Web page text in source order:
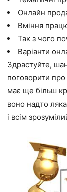
Онлайн
Вміння
Так з чого
Варіанти
Здрастуйте,
поговорити про
має ще більш
воно надто
і всім